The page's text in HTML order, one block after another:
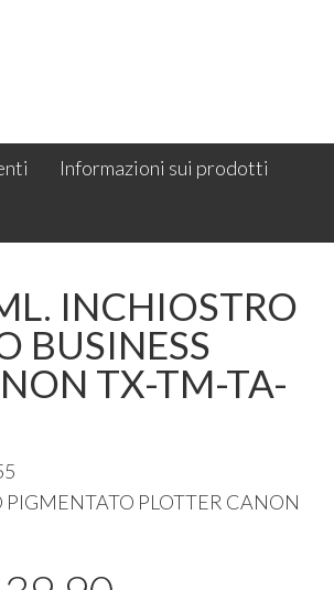
Informazioni sui prodotti
INCHIOSTRO
BUSINESS
TX-TM-TA-
PIGMENTATO PLOTTER CANON